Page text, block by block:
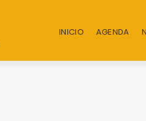
INICIO AGENDA